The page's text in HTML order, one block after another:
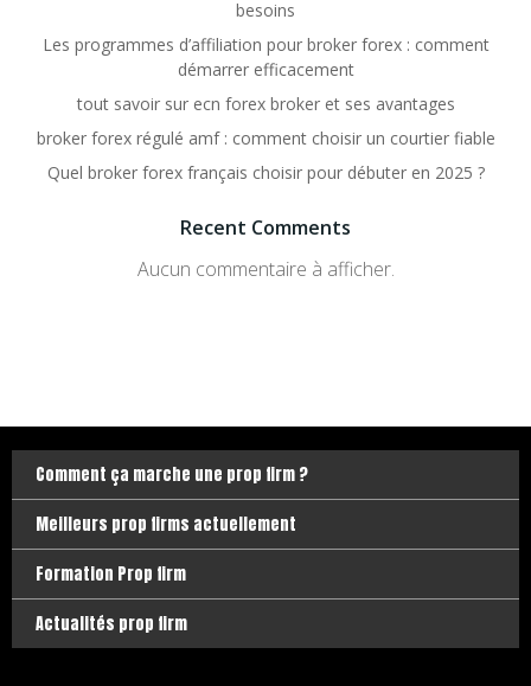
besoins
Les programmes d’affiliation pour broker forex : comment
démarrer efficacement
tout savoir sur ecn forex broker et ses avantages
broker forex régulé amf : comment choisir un courtier fiable
Quel broker forex français choisir pour débuter en 2025 ?
Recent Comments
Aucun commentaire à afficher.
Comment ça marche une prop firm ?
Meilleurs prop firms actuellement
Formation Prop firm
Actualités prop firm